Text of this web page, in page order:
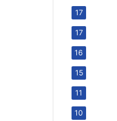
17
17
16
15
11
10